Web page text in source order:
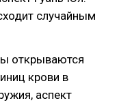
случайным
открываются
крови в
аспект